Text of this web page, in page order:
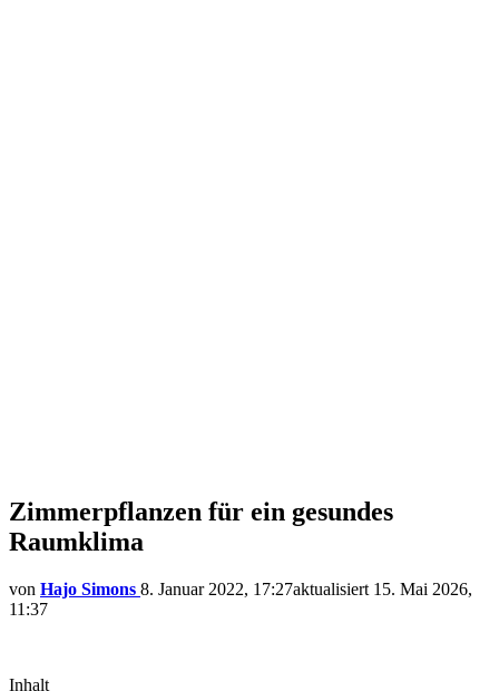
Zimmerpflanzen für ein gesundes
Raumklima
von Hajo Simons 8. Januar 2022, 17:27aktualisiert 15. Mai 2026,
11:37
Inhalt